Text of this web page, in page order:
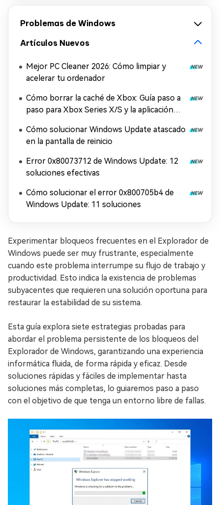
Problemas de Windows
Artículos Nuevos
Mejor PC Cleaner 2026: Cómo limpiar y
acelerar tu ordenador
Cómo borrar la caché de Xbox: Guía paso a
paso para Xbox Series X/S y la aplicación
Cómo solucionar Windows Update atascado
en la pantalla de reinicio
Error 0x80073712 de Windows Update: 12
soluciones efectivas
Cómo solucionar el error 0x800705b4 de
Windows Update: 11 soluciones
Experimentar bloqueos frecuentes en el Explorador de
Windows puede ser muy frustrante, especialmente
cuando este problema interrumpe su flujo de trabajo y
productividad. Esto indica la existencia de problemas
subyacentes que requieren una solución oportuna para
restaurar la estabilidad de su sistema.
Esta guía explora siete estrategias probadas para
abordar el problema persistente de los bloqueos del
Explorador de Windows, garantizando una experiencia
informática fluida, de forma rápida y eficaz. Desde
soluciones rápidas y fáciles de implementar hasta
soluciones más completas, lo guiaremos paso a paso
con el objetivo de que tenga un entorno libre de fallas.